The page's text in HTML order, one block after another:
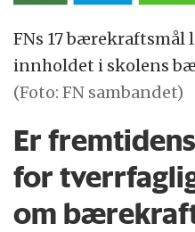
FNs 17 bærekraftsmål
innholdet i skolens
(Foto: FN sambandet)
Er
for
om